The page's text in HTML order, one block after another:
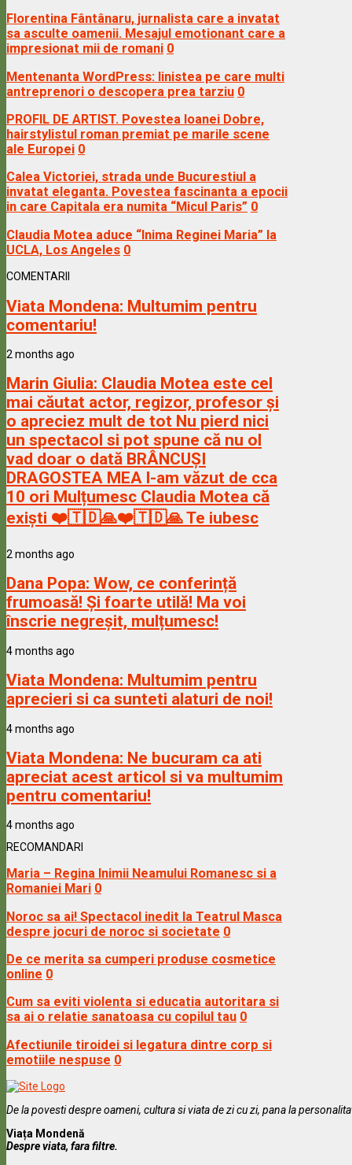
Florentina Fântânaru, jurnalista care a invatat
sa asculte oamenii. Mesajul emotionant care a
impresionat mii de romani 0
Mentenanta WordPress: linistea pe care multi
antreprenori o descopera prea tarziu 0
PROFIL DE ARTIST. Povestea Ioanei Dobre,
hairstylistul roman premiat pe marile scene
ale Europei 0
Calea Victoriei, strada unde Bucurestiul a
invatat eleganta. Povestea fascinanta a epocii
in care Capitala era numita “Micul Paris” 0
Claudia Motea aduce “Inima Reginei Maria” la
UCLA, Los Angeles 0
COMENTARII
Viata Mondena: Multumim pentru
comentariu!
2 months ago
Marin Giulia: Claudia Motea este cel
mai căutat actor, regizor, profesor și
o apreciez mult de tot Nu pierd nici
un spectacol si pot spune că nu ol
vad doar o dată BRÂNCUȘI
DRAGOSTEA MEA l-am văzut de cca
10 ori Mulțumesc Claudia Motea că
exiști ❤️🇹🇩🙏❤️🇹🇩🙏 Te iubesc
2 months ago
Dana Popa: Wow, ce conferință
frumoasă! Și foarte utilă! Ma voi
înscrie negreșit, mulțumesc!
4 months ago
Viata Mondena: Multumim pentru
aprecieri si ca sunteti alaturi de noi!
4 months ago
Viata Mondena: Ne bucuram ca ati
apreciat acest articol si va multumim
pentru comentariu!
4 months ago
RECOMANDARI
Maria – Regina Inimii Neamului Romanesc si a
Romaniei Mari 0
Noroc sa ai! Spectacol inedit la Teatrul Masca
despre jocuri de noroc si societate 0
De ce merita sa cumperi produse cosmetice
online 0
Cum sa eviti violenta si educatia autoritara si
sa ai o relatie sanatoasa cu copilul tau 0
Afectiunile tiroidei si legatura dintre corp si
emotiile nespuse 0
De la povesti despre oameni, cultura si viata de zi cu zi, pana la
Viața Mondenă
Despre viata, fara filtre.